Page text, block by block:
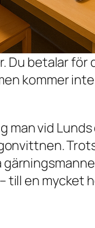
betalar
kommer
man vid
till en mycket